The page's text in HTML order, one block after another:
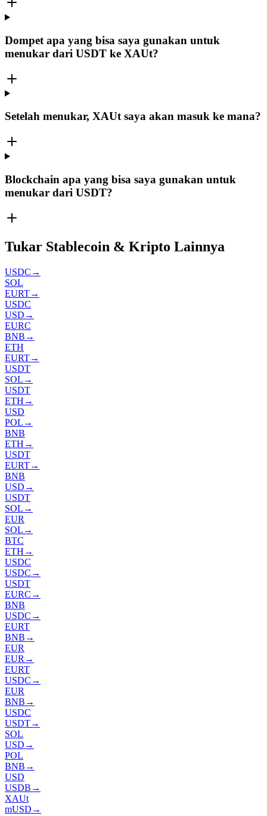
Dompet apa yang bisa saya gunakan untuk
menukar dari USDT ke XAUt?
Setelah menukar, XAUt saya akan masuk ke mana?
Blockchain apa yang bisa saya gunakan untuk
menukar dari USDT?
Tukar Stablecoin & Kripto Lainnya
USDC →
SOL
EURT→
USDC
USD →
EURC
BNB →
ETH
EURT→
USDT
SOL →
USDT
ETH →
USD
POL →
BNB
ETH →
USDT
EURT→
BNB
USD →
USDT
SOL →
EUR
SOL →
BTC
ETH →
USDC
USDC →
USDT
EURC →
BNB
USDC →
EURT
BNB →
EUR
EUR →
EURT
USDC →
EUR
BNB →
USDC
USDT→
SOL
USD →
POL
BNB →
USD
USDB →
XAUt
mUSD →